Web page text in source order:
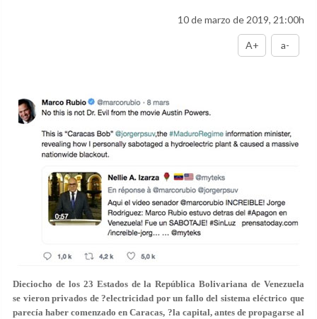
10 de marzo de 2019, 21:00h
A+ a-
Dieciocho de los 23 Estados de la República Bolivariana de Venezuela
se vieron privados de ?electricidad por un fallo del sistema eléctrico que
parecía haber comenzado en Caracas, ?la capital, antes de propagarse al